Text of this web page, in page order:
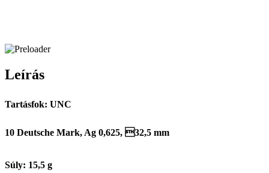
Leírás
Tartásfok: UNC
10 Deutsche Mark, Ag 0,625, 32,5 mm
Súly: 15,5 g